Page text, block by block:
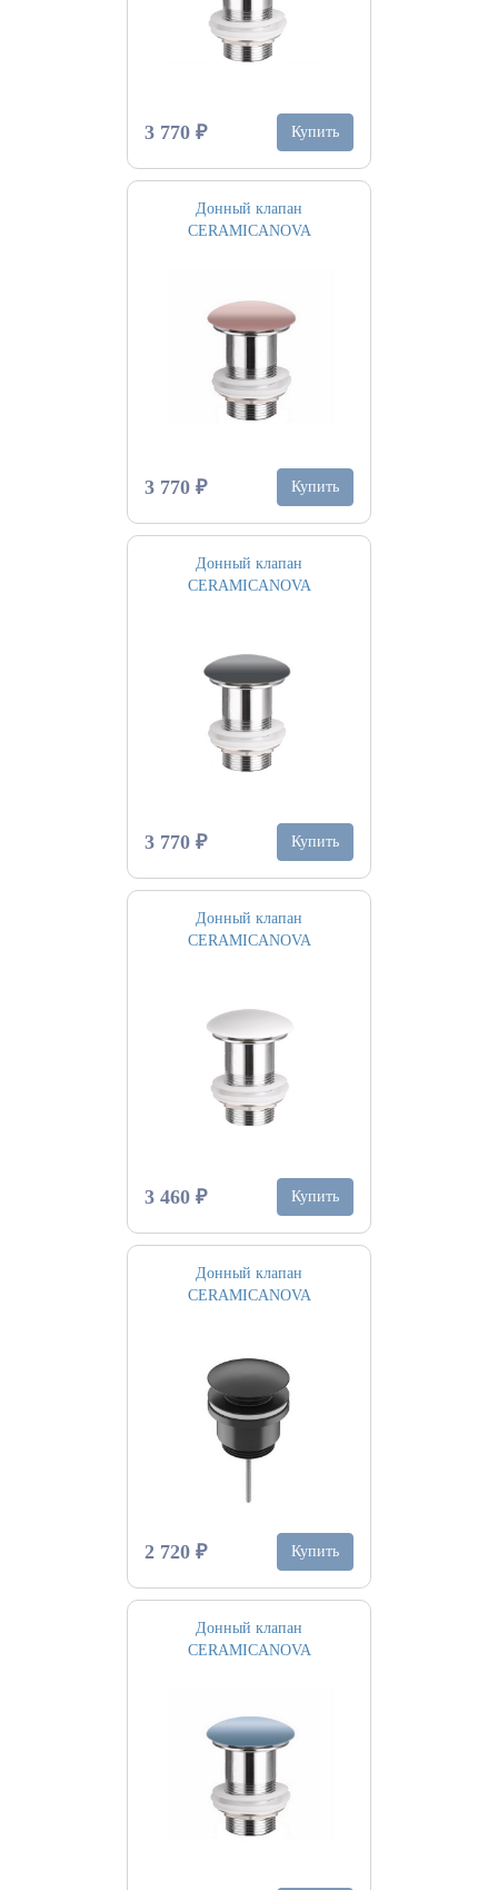
3 770 ₽ Купить
Донный клапан
CERAMICANOVA
3 770 ₽ Купить
Донный клапан
CERAMICANOVA
3 770 ₽ Купить
Донный клапан
CERAMICANOVA
3 460 ₽ Купить
Донный клапан
CERAMICANOVA
2 720 ₽ Купить
Донный клапан
CERAMICANOVA